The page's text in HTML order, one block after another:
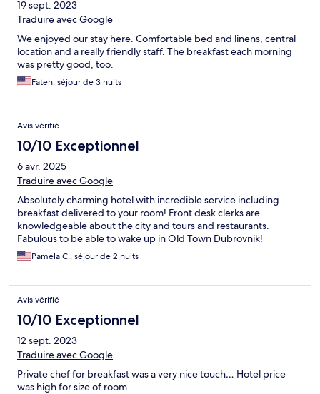
19 sept. 2023
Traduire avec Google
We enjoyed our stay here. Comfortable bed and linens, central
location and a really friendly staff. The breakfast each morning
was pretty good, too.
Fateh, séjour de 3 nuits
Avis vérifié
10/10 Exceptionnel
6 avr. 2025
Traduire avec Google
Absolutely charming hotel with incredible service including
breakfast delivered to your room! Front desk clerks are
knowledgeable about the city and tours and restaurants.
Fabulous to be able to wake up in Old Town Dubrovnik!
Pamela C., séjour de 2 nuits
Avis vérifié
10/10 Exceptionnel
12 sept. 2023
Traduire avec Google
Private chef for breakfast was a very nice touch… Hotel price
was high for size of room